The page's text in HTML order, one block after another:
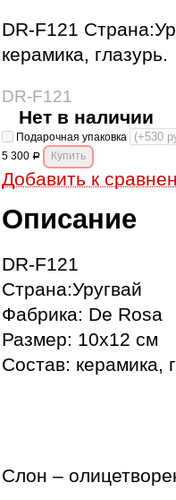
DR-F121
керамика, глазурь.
DR-F121
Нет в наличии
Подарочная упаковка
5 300 Р
Добавить к
Описание
DR-F121
Страна:Уругвай
Фабрика: De Rosa
Размер: 10х12 см
Состав: керамика,
Слон –